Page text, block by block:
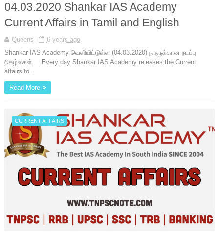
04.03.2020 Shankar IAS Academy
Current Affairs in Tamil and English
Queens
6 years ago
Shankar IAS Academy வெளியிட்டுள்ள (04.03.2020) நாளுக்கான நடப்பு
நிகழ்வுகள். Every day Shankar IAS Academy releases the Current
affairs fo...
Read More
CURRENT AFFAIRS